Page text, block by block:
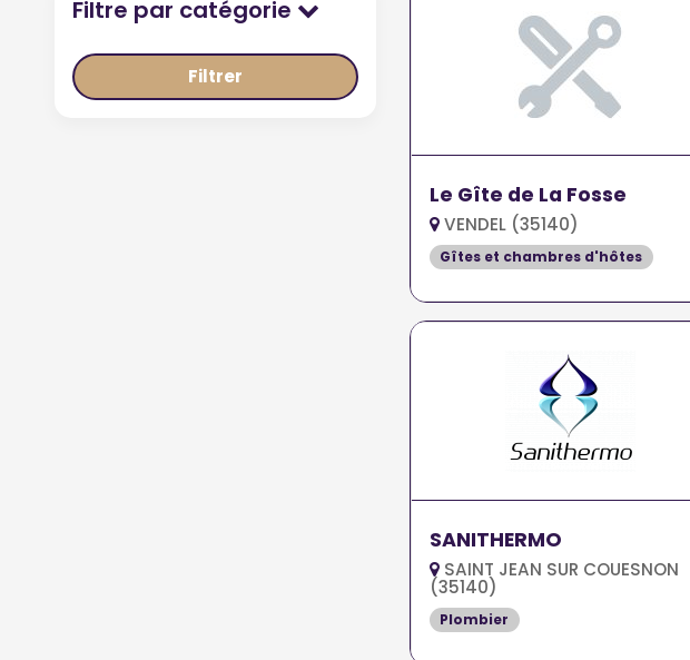
Filtre par catégorie
Filtrer
Le Gîte de La Fosse
VENDEL (35140)
Gîtes et chambres d'hôtes
SANITHERMO
SAINT JEAN SUR COUESNON
(35140)
Plombier